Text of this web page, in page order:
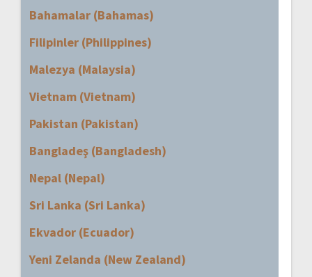
Bahamalar (Bahamas)
Filipinler (Philippines)
Malezya (Malaysia)
Vietnam (Vietnam)
Pakistan (Pakistan)
Bangladeş (Bangladesh)
Nepal (Nepal)
Sri Lanka (Sri Lanka)
Ekvador (Ecuador)
Yeni Zelanda (New Zealand)